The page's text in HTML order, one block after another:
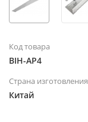
Код товара
BIH-AP4
Страна изготовления
Китай